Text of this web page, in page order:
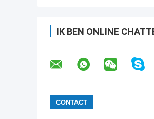
IK BEN ONLINE